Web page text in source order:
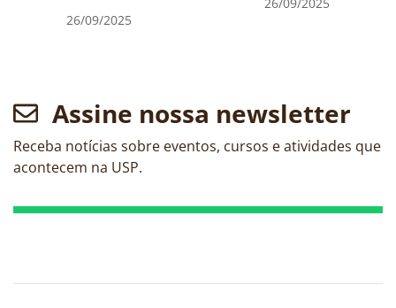
26/09/2025
Assine nossa newsletter
Receba notícias sobre eventos, cursos e atividades que
acontecem na USP.